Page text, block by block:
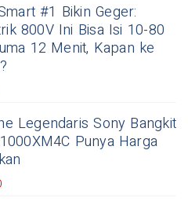
#1 Bikin Geger:
800V Ini Bisa Isi 10-80
12 Menit, Kapan ke
Legendaris Sony Bangkit
Punya Harga